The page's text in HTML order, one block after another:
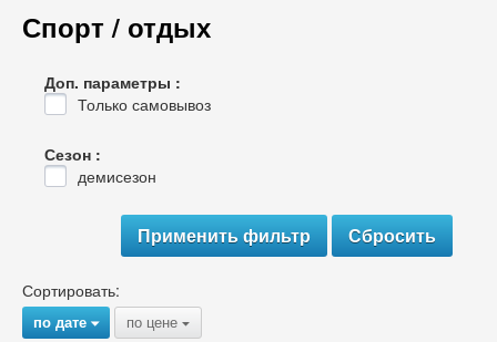
Спорт / отдых
Доп. параметры :
Только самовывоз
Сезон :
демисезон
Сортировать:
по дате{ по цене {